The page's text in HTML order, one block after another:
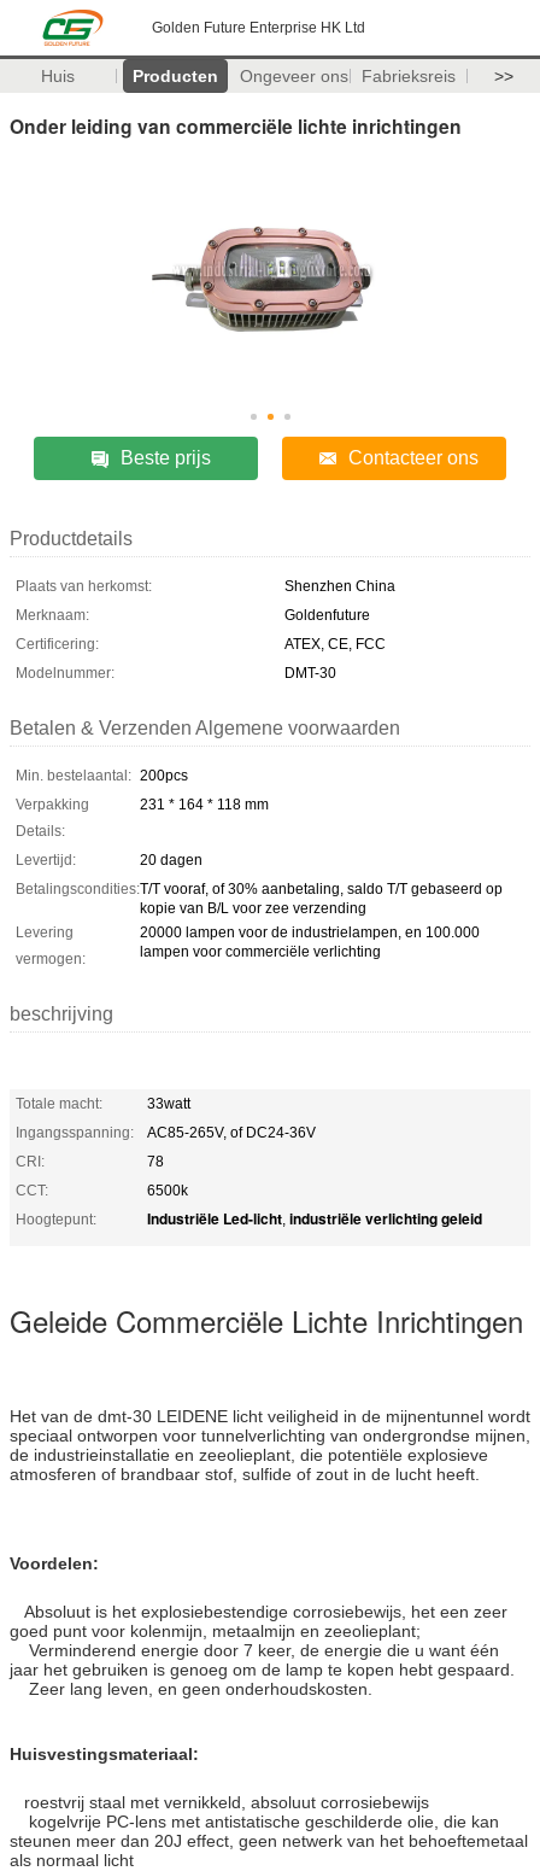
Golden Future Enterprise HK Ltd
Huis Producten Ongeveer ons Fabrieksreis >>
Onder leiding van commerciële lichte inrichtingen
Beste prijs Contacteer ons
Productdetails
Plaats van herkomst:
Shenzhen China
Merknaam:
Goldenfuture
Certificering:
ATEX, CE, FCC
Modelnummer:
DMT-30
Betalen & Verzenden Algemene voorwaarden
Min. bestelaantal: 200pcs
Verpakking
Details:
231 * 164 * 118 mm
Levertijd:
20 dagen
Betalingscondities:T/T vooraf, of 30% aanbetaling, saldo T/T gebaseerd op
kopie van B/L voor zee verzending
Levering
vermogen:
20000 lampen voor de industrielampen, en 100.000
lampen voor commerciële verlichting
beschrijving
Totale macht:
33watt
Ingangsspanning:
AC85-265V, of DC24-36V
CRI:
78
CCT:
6500k
Hoogtepunt:
Industriële Led-licht, industriële verlichting geleid
Geleide Commerciële Lichte Inrichtingen
Het van de dmt-30 LEIDENE licht veiligheid in de mijnentunnel wordt
speciaal ontworpen voor tunnelverlichting van ondergrondse mijnen,
de industrieinstallatie en zeeolieplant, die potentiële explosieve
atmosferen of brandbaar stof, sulfide of zout in de lucht heeft.
Voordelen:
Absoluut is het explosiebestendige corrosiebewijs, het een zeer
goed punt voor kolenmijn, metaalmijn en zeeolieplant;
Verminderend energie door 7 keer, de energie die u want één
jaar het gebruiken is genoeg om de lamp te kopen hebt gespaard.
Zeer lang leven, en geen onderhoudskosten.
Huisvestingsmateriaal:
roestvrij staal met vernikkeld, absoluut corrosiebewijs
kogelvrije PC-lens met antistatische geschilderde olie, die kan
steunen meer dan 20J effect, geen netwerk van het behoeftemetaal
als normaal licht